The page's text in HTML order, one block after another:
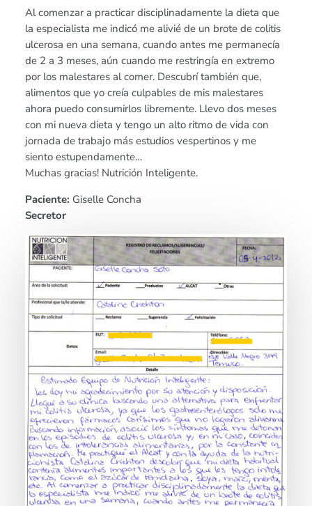
Al comenzar a practicar disciplinadamente la dieta que
la especialista me indicó me alivié de un brote de colitis
ulcerosa en una semana, cuando antes me permanecía
de 2 a 3 meses, aún cuando me restringía en extremo
por los malestares al comer. Descubrí también que,
alimentos que yo creía culpables de mis malestares
ahora puedo consumirlos libremente. Llevo dos meses
con mi nueva dieta y tengo un alto ritmo de vida con
jornada de trabajo más estudios vespertinos y me
siento estupendamente…
Muchas gracias! Nutrición Inteligente.
Paciente: Giselle Concha
Secretor